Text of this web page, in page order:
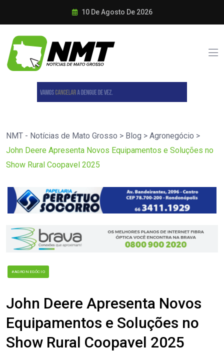
10 De Agosto De 2026
NMT - Notícias de Mato Grosso > Blog > Agronegócio >
John Deere Apresenta Novos Equipamentos e Soluções no
Show Rural Coopavel 2025
#AGRONEGÓCIO
John Deere Apresenta Novos
Equipamentos e Soluções no
Show Rural Coopavel 2025